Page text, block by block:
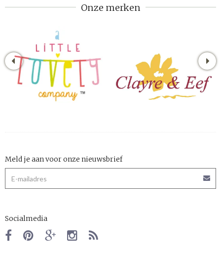
Onze merken
Meld je aan voor onze nieuwsbrief
Socialmedia